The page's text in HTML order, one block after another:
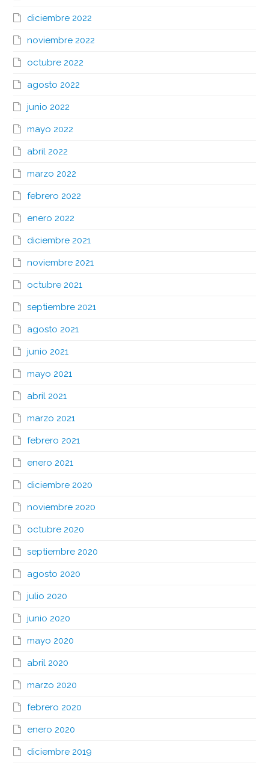
diciembre 2022
noviembre 2022
octubre 2022
agosto 2022
junio 2022
mayo 2022
abril 2022
marzo 2022
febrero 2022
enero 2022
diciembre 2021
noviembre 2021
octubre 2021
septiembre 2021
agosto 2021
junio 2021
mayo 2021
abril 2021
marzo 2021
febrero 2021
enero 2021
diciembre 2020
noviembre 2020
octubre 2020
septiembre 2020
agosto 2020
julio 2020
junio 2020
mayo 2020
abril 2020
marzo 2020
febrero 2020
enero 2020
diciembre 2019